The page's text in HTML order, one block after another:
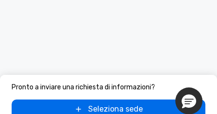
Pronto a inviare una richiesta di informazioni?
Seleziona sede